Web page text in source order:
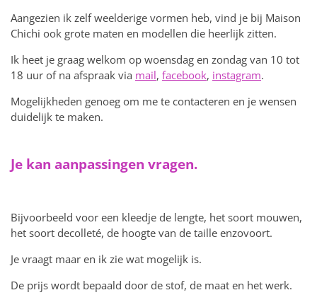
Aangezien ik zelf weelderige vormen heb, vind je bij Maison
Chichi ook grote maten en modellen die heerlijk zitten.
Ik heet je graag welkom op woensdag en zondag van 10 tot
18 uur of na afspraak via mail, facebook, instagram.
Mogelijkheden genoeg om me te contacteren en je wensen
duidelijk te maken.
Je kan aanpassingen vragen.
Bijvoorbeeld voor een kleedje de lengte, het soort mouwen,
het soort decolleté, de hoogte van de taille enzovoort.
Je vraagt maar en ik zie wat mogelijk is.
De prijs wordt bepaald door de stof, de maat en het werk.